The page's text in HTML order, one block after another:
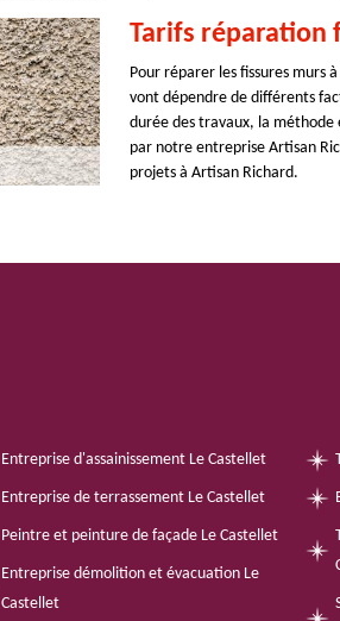
Tarifs réparation
Pour réparer les fissures murs
vont dépendre de différents
durée des travaux, la méthode
par notre entreprise Artisan
projets à Artisan Richard.
Entreprise d'assainissement Le Castellet
Entreprise de terrassement Le Castellet
Peintre et peinture de façade Le Castellet
Entreprise démolition et évacuation Le
Castellet